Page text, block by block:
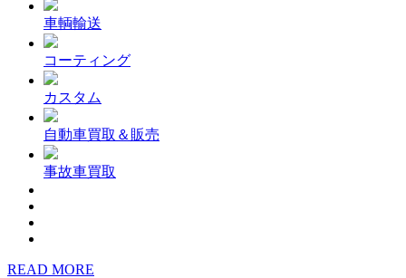
車輌輸送
コーティング
カスタム
自動車買取＆販売
事故車買取
READ MORE